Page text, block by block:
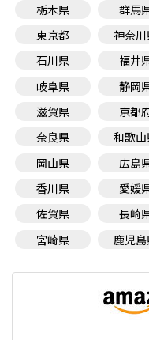
栃木県
群馬
東京都
神奈
石川県
福井
岐阜県
静岡
滋賀県
京都
奈良県
和歌
岡山県
広島
香川県
愛媛
佐賀県
長崎
宮崎県
鹿児